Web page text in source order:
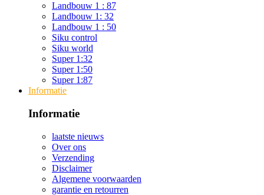
Landbouw 1 : 87
Landbouw 1: 32
Landbouw 1 : 50
Siku control
Siku world
Super 1:32
Super 1:50
Super 1:87
Informatie
Informatie
laatste nieuws
Over ons
Verzending
Disclaimer
Algemene voorwaarden
garantie en retourren